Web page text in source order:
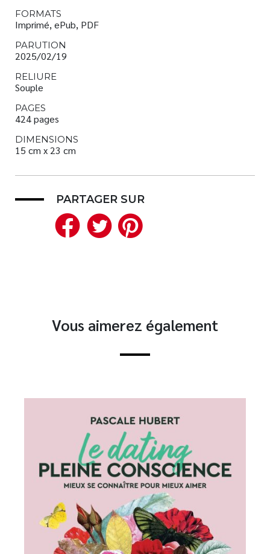
FORMATS
Imprimé, ePub, PDF
PARUTION
2025/02/19
RELIURE
Souple
PAGES
424 pages
DIMENSIONS
15 cm x 23 cm
PARTAGER SUR
Facebook
Twitter
Vous aimerez également